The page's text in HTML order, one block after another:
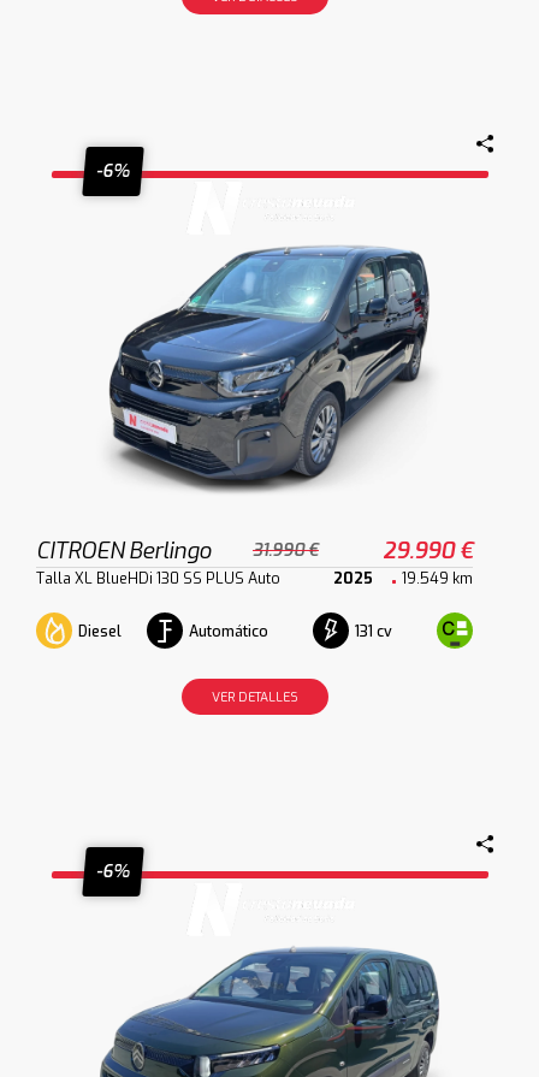
-6%
CITROEN Berlingo 31.990 € 29.990 €
Talla XL BlueHDi 130 SS PLUS Auto 2025 19.549 km
Diesel Automático 131 cv
VER DETALLES
-6%